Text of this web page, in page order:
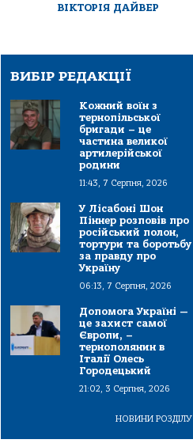
ВІКТОРІЯ ДАЙВЕР
ВИБІР РЕДАКЦІЇ
Кожний воїн з
тернопільської
бригади – це
частина великої
артилерійської
родини
11:43, 7 Серпня, 2026
У Лісабоні Шон
Піннер розповів про
російський полон,
тортури та боротьбу
за правду про
Україну
06:13, 7 Серпня, 2026
Допомога Україні —
це захист самої
Європи, –
тернополянин в
Італії Олесь
Городецький
21:02, 3 Серпня, 2026
НОВИНИ РОЗДІЛУ